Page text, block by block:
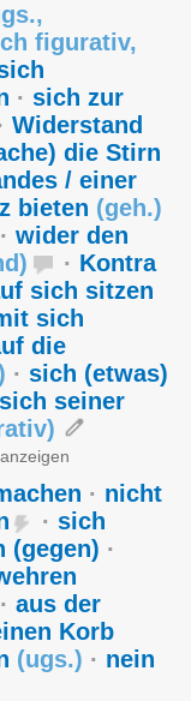
,
figurativ,
· sich zur
Widerstand
die Stirn
/ einer
bieten (geh.)
· wider den
) · Kontra
sich sitzen
sich
die
· sich (etwas)
sich seiner
)
· nicht
· sich
(gegen) ·
· aus der
Korb
(ugs.) · nein